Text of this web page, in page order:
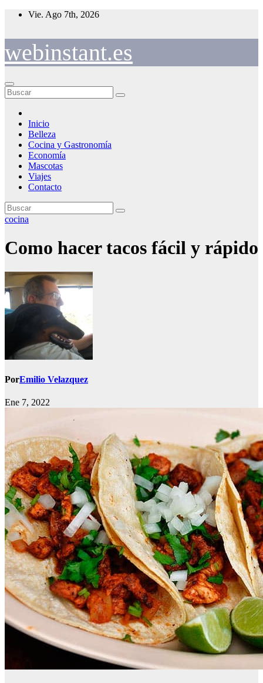
Saltar
Vie. Ago 7th, 2026
webinstant.es
Inicio
Belleza
Cocina y Gastronomía
Economía
Mascotas
Viajes
Contacto
cocina
Como hacer tacos fácil y rápido
PorEmilio Velazquez
Ene 7, 2022